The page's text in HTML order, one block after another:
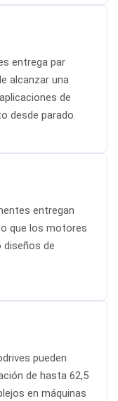
entrega par
alcanzar una
de
desde parado.
entregan
que los motores
diseños de
pueden
de hasta 62,5
en máquinas